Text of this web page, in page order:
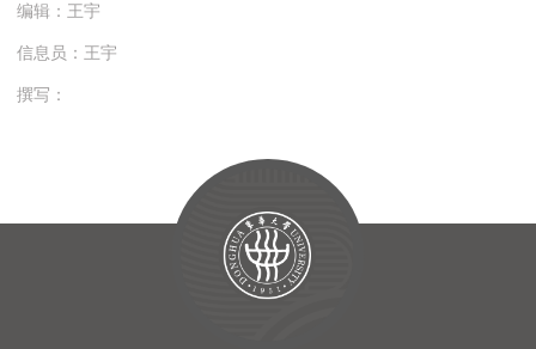
编辑：王宇
信息员：王宇
撰写：